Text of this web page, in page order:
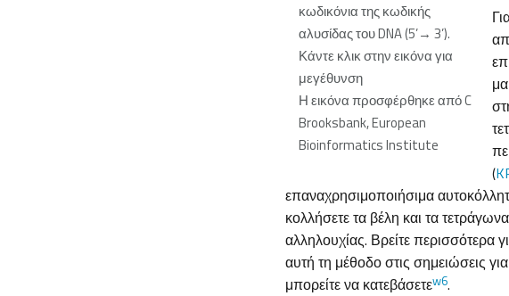
κωδικόνια της κωδικής
αλυσίδας του DNA (5’→ 3’).
Κάντε κλικ στην εικόνα για
μεγέθυνση
Η εικόνα προσφέρθηκε από C
Brooksbank, European
Bioinformatics Institute
(
επαναχρησιμοποιήσιμα
κολλήσετε τα βέλη και τα
αλληλουχίας. Βρείτε περισσότερα
αυτή τη μέθοδο στις σημειώσεις
μπορείτε να κατεβάσετεw6.